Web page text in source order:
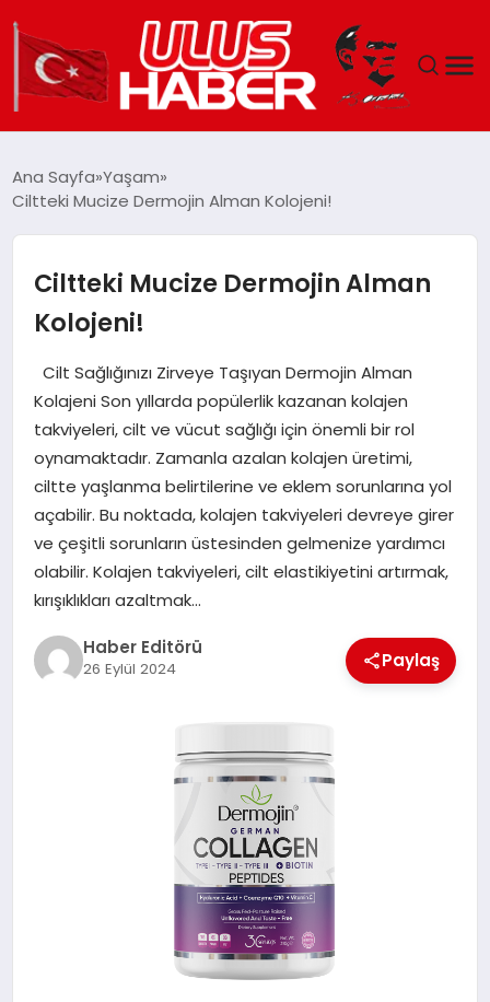
EKONOMI
SIYASET
TEKNOLOJI
EĞITIM
MAGAZIN
SPOR
YAŞAM
Ana Sayfa Yaşam
Ciltteki Mucize Dermojin Alman Kolojeni!
Ciltteki Mucize Dermojin Alman
Kolojeni!
Cilt Sağlığınızı Zirveye Taşıyan Dermojin Alman
Kolajeni Son yıllarda popülerlik kazanan kolajen
takviyeleri, cilt ve vücut sağlığı için önemli bir rol
oynamaktadır. Zamanla azalan kolajen üretimi,
ciltte yaşlanma belirtilerine ve eklem sorunlarına yol
açabilir. Bu noktada, kolajen takviyeleri devreye girer
ve çeşitli sorunların üstesinden gelmenize yardımcı
olabilir. Kolajen takviyeleri, cilt elastikiyetini artırmak,
kırışıklıkları azaltmak…
Haber Editörü
26 Eylül 2024 Paylaş